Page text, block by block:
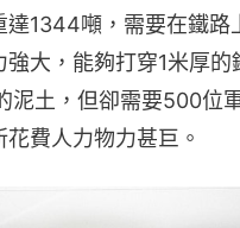
達1344噸，需要在鐵路
大，能夠打穿1米厚的
泥土，但卻需要500位
費人力物力甚巨。